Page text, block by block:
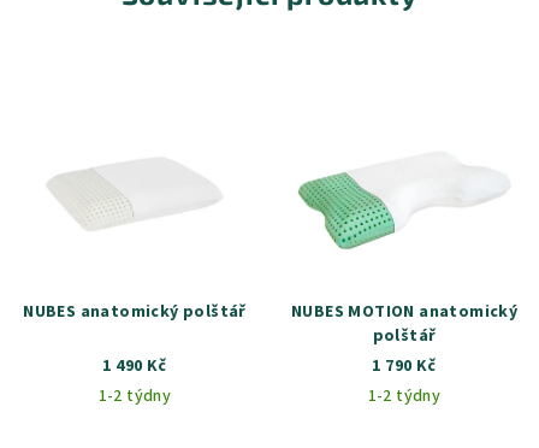
NUBES anatomický polštář
1 490 Kč
1-2 týdny
NUBES MOTION anatomický
polštář
1 790 Kč
1-2 týdny